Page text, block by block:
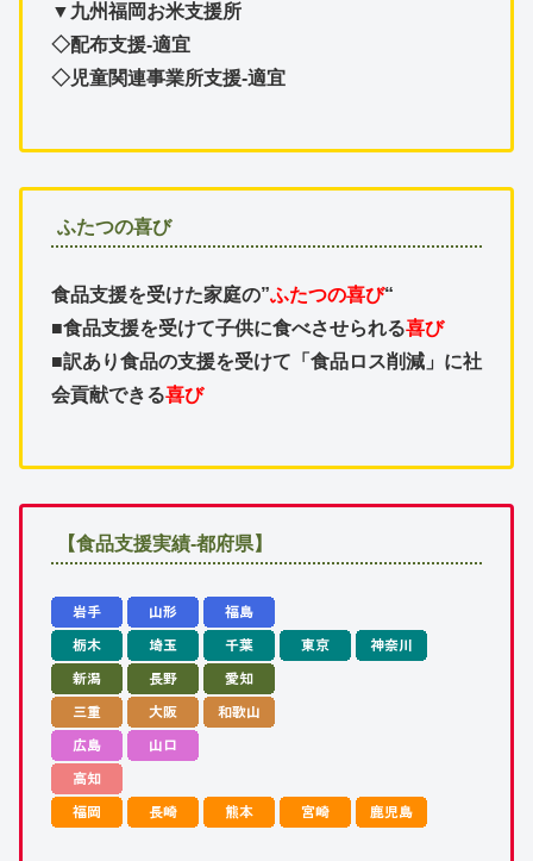
▼九州福岡お米支援所
◇配布支援-適宜
◇児童関連事業所支援-適宜
ふたつの喜び
食品支援を受けた家庭の”ふたつの喜び“
■食品支援を受けて子供に食べさせられる喜び
■訳あり食品の支援を受けて「食品ロス削減」に社
会貢献できる喜び
【食品支援実績-都府県】